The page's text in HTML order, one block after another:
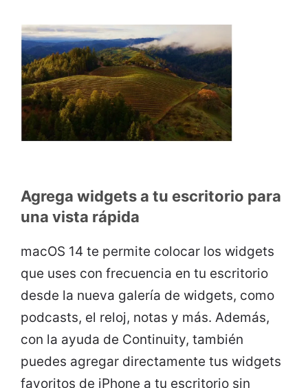
Agrega widgets a tu escritorio para
una vista rápida
macOS 14 te permite colocar los widgets
que uses con frecuencia en tu escritorio
desde la nueva galería de widgets, como
podcasts, el reloj, notas y más. Además,
con la ayuda de Continuity, también
puedes agregar directamente tus widgets
favoritos de iPhone a tu escritorio sin